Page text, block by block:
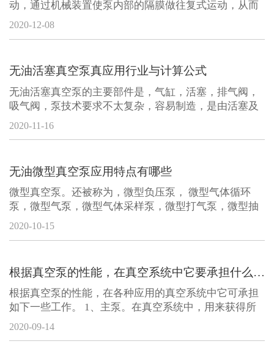
2020-12-08
动，通过机械装置使泵内部的隔膜做往复式运动，从而
对固定容积的泵腔内的空气进行压缩、拉伸形成真空(负
无油活塞真空泵真应用行业与计算公式
2020-11-16
无油活塞真空泵的主要部件是，气缸，活塞，排气阀，
吸气阀，泵技术要求不太复杂，容易制造，是由活塞及
气缸组成。与电机直联的轴通过连杆带动活塞。活塞的
无油微型真空泵应用特点有哪些
2020-10-15
微型真空泵。还被称为，微型负压泵， 微型气体循环
泵，微型气泵，微型气体采样泵，微型打气泵，微型抽
气泵，微型抽气打气两用泵等。 无油微型真空泵采用有
根据真空泵的性能，在真空系统中它要承担什么工作。
2020-09-14
根据真空泵的性能，在各种应用的真空系统中它可承担
如下一些工作。 1、主泵。在真空系统中，用来获得所
要求的真空度的真空泵。 2、粗抽泵。从大气压开始，